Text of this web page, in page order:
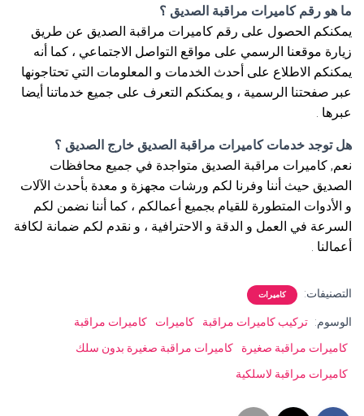
ما هو رقم كاميرات مراقبة الصديق ؟
يمكنكم الحصول على رقم كاميرات مراقبة الصديق عن طريق
زيارة موقعنا الرسمي على مواقع التواصل الاجتماعي ، كما أنه
يمكنكم الاطلاع على أحدث الخدمات و المعلومات التي تحتاجونها
عبر صفحتنا الرسمية ، و يمكنكم التعرف على جميع خدماتنا أيضا
عبرها .
هل توجد خدمات كاميرات مراقبة الصديق خارج الصديق ؟
نعم, كاميرات مراقبة الصديق متواجدة في جميع محافظات
الصديق حيث أننا وفرنا لكم ورشات مجهزة و معدة بأحدث الآلات
و الأدوات المتطورة للقيام بجميع أعمالكم ، كما أننا نضمن لكم
السرعة في العمل و الدقة و الاحترافية ، و نقدم لكم ضمانة لكافة
أعمالنا .
التصنيفات: كاميرات
الوسوم: تركيب كاميرات مراقبة كاميرات
كاميرات مراقبة
كاميرات مراقبة صغيرة
كاميرات مراقبة صغيرة بدون سلك
كاميرات مراقبة لاسلكية